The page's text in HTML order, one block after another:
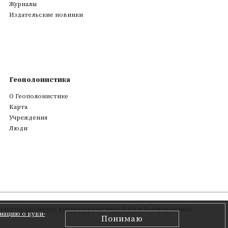
о куки-
Понимаю
Журналы
Издательские новинки
Геополонистика
О Геополонистике
Kарта
Учреждения
Люди
Комитет литературных наук ПАНи Конференцией